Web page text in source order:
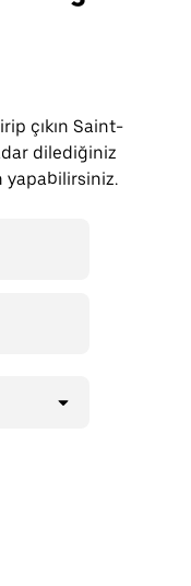
çıkın Saint-
dilediğiniz
yapabilirsiniz.